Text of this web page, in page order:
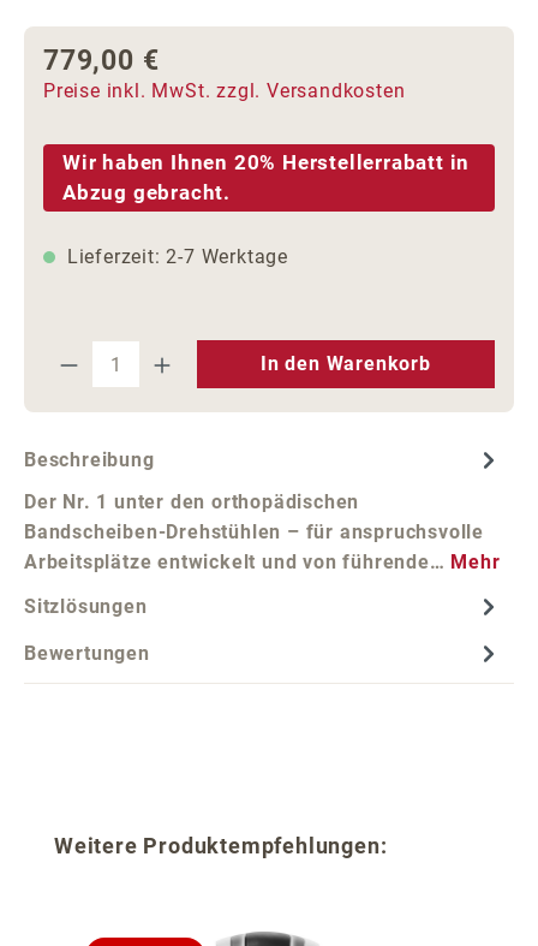
Regulärer Preis:
779,00 €
Preise inkl. MwSt. zzgl. Versandkosten
Wir haben Ihnen 20% Herstellerrabatt in
Abzug gebracht.
Lieferzeit: 2-7 Werktage
Produkt Anzahl: Gib den
In den Warenkorb
Beschreibung
Der Nr. 1 unter den orthopädischen
Bandscheiben-Drehstühlen – für anspruchsvolle
Arbeitsplätze entwickelt und von führende… Mehr
Sitzlösungen
Bewertungen
Produktgalerie überspringen
Weitere Produktempfehlungen: